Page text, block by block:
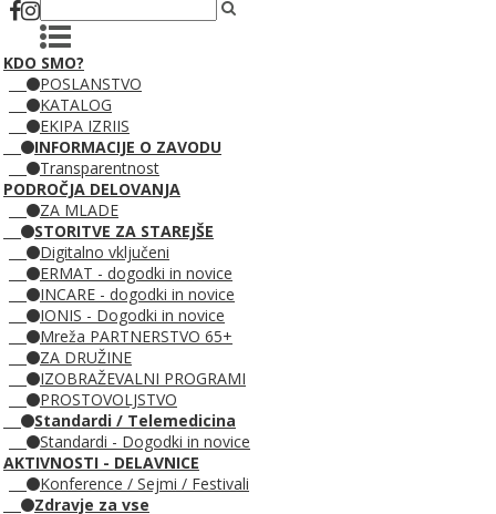
KDO SMO?
POSLANSTVO
KATALOG
EKIPA IZRIIS
INFORMACIJE O ZAVODU
Transparentnost
PODROČJA DELOVANJA
ZA MLADE
STORITVE ZA STAREJŠE
Digitalno vključeni
ERMAT - dogodki in novice
INCARE - dogodki in novice
IONIS - Dogodki in novice
Mreža PARTNERSTVO 65+
ZA DRUŽINE
IZOBRAŽEVALNI PROGRAMI
PROSTOVOLJSTVO
Standardi / Telemedicina
Standardi - Dogodki in novice
AKTIVNOSTI - DELAVNICE
Konference / Sejmi / Festivali
Zdravje za vse